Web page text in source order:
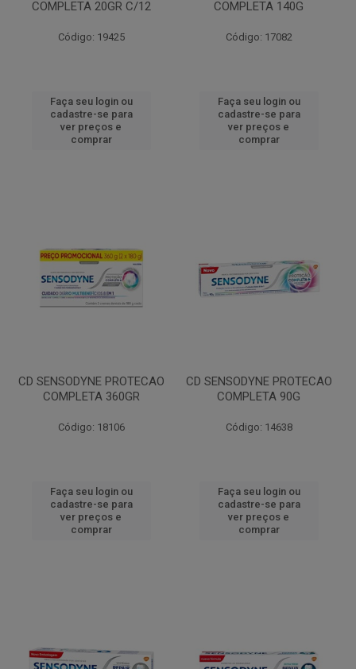
COMPLETA 20GR C/12
Código: 19425
Faça seu login ou
cadastre-se para
ver preços e
comprar
COMPLETA 140G
Código: 17082
Faça seu login ou
cadastre-se para
ver preços e
comprar
CD SENSODYNE PROTECAO
COMPLETA 360GR
Código: 18106
Faça seu login ou
cadastre-se para
ver preços e
comprar
CD SENSODYNE PROTECAO
COMPLETA 90G
Código: 14638
Faça seu login ou
cadastre-se para
ver preços e
comprar